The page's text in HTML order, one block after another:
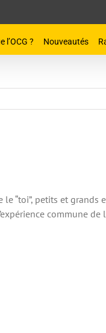
l’OCG ? Nouveautés
“toi”, petits et
commune de